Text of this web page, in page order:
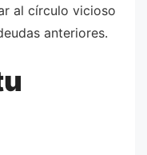
al círculo vicioso
anteriores.